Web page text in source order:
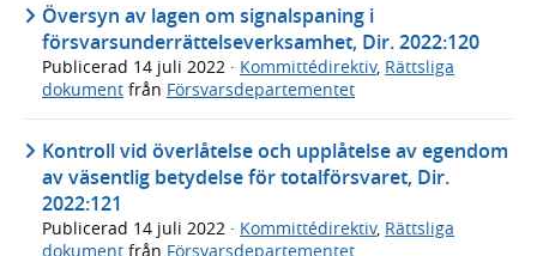
Översyn av lagen om signalspaning i
försvarsunderrättelseverksamhet, Dir. 2022:120
Publicerad 14 juli 2022 · Kommittédirektiv, Rättsliga
dokument från Försvarsdepartementet
Kontroll vid överlåtelse och upplåtelse av egendom
av väsentlig betydelse för totalförsvaret, Dir.
2022:121
Publicerad 14 juli 2022 · Kommittédirektiv, Rättsliga
dokument från Försvarsdepartementet